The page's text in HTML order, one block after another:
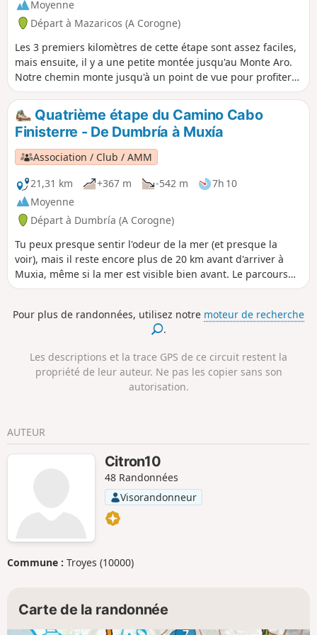
mythique, le Km 0 du Chemin de Saint Jacques. C'est ici que
l’océan s’ouvre devant vous comme une photo prise au
grand angle et toutes les sensations se joignent devant ce
cap de la fin du monde.
Moyenne
Départ à Mazaricos (A Corogne)
Les 3 premiers kilomètres de cette étape sont assez faciles,
mais ensuite, il y a une petite montée jusqu'au Monte Aro.
Notre chemin monte jusqu'à un point de vue pour profiter
de la vue panoramique, mais pas besoin d'aller jusqu'au
sommet, car 500 mètres avant le sommet, il y a un virage à
droite et le début d'une descente raide sur un chemin de
terre. Dans la descente du Monte Aro, on peut profiter de
belles vues sur la vallée de Xallas, notamment sur le grand
lac artificiel de Fervenza.
Quatrième étape du Camino Cabo
Finisterre - De Dumbría à Muxía
Association / Club / AMM
21,31 km
+367 m -542 m
7h 10
Moyenne
Départ à Dumbría (A Corogne)
Tu peux presque sentir l'odeur de la mer (et presque la
voir), mais il reste encore plus de 20 km avant d'arriver à
Muxia, même si la mer est visible bien avant. Le parcours
alterne des sections goudronnées, sans grand intérêt, et
regardant le profil de l'étape, tu peux voir que la descente
vers la côte n'est pas vraiment facile, mais plutôt une
modérés.
Pour plus de randonnées, utilisez notre moteur de recherche
.
Les descriptions et la trace GPS de ce circuit restent la
propriété de leur auteur. Ne pas les copier sans son
autorisation.
AUTEUR
Citron10
48 Randonnées
Visorandonneur
Commune : Troyes (10000)
Carte de la randonnée